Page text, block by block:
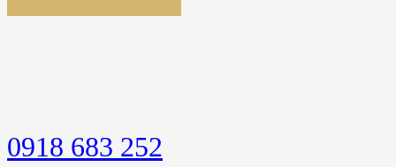
0918 683 252